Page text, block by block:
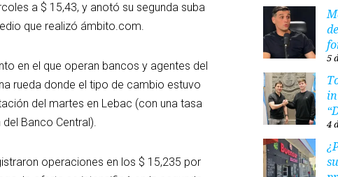
a $ 15,43, y anotó su segunda suba
que realizó ámbito.com.
en el que operan bancos y agentes del
rueda donde el tipo de cambio estuvo
del martes en Lebac (con una tasa
Banco Central).
operaciones en los $ 15,235 por
5
4